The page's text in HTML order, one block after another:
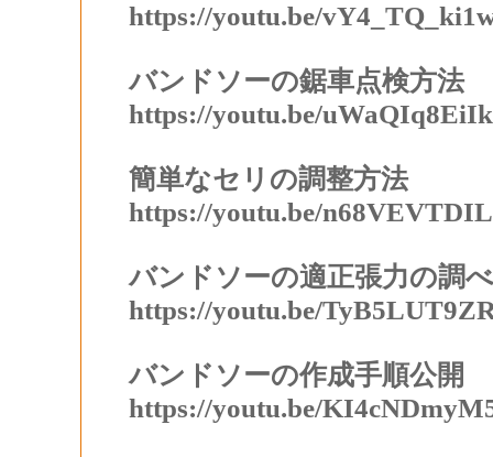
https://youtu.be/
バンドソーの鋸車点検方法
https://youtu.be/uWaQIq8EiIk
簡単なセリの調整方法
https://youtu.be/
バンドソーの適正張力の調
https://youtu.be/
バンドソーの作成手順公開
https://youtu.be/